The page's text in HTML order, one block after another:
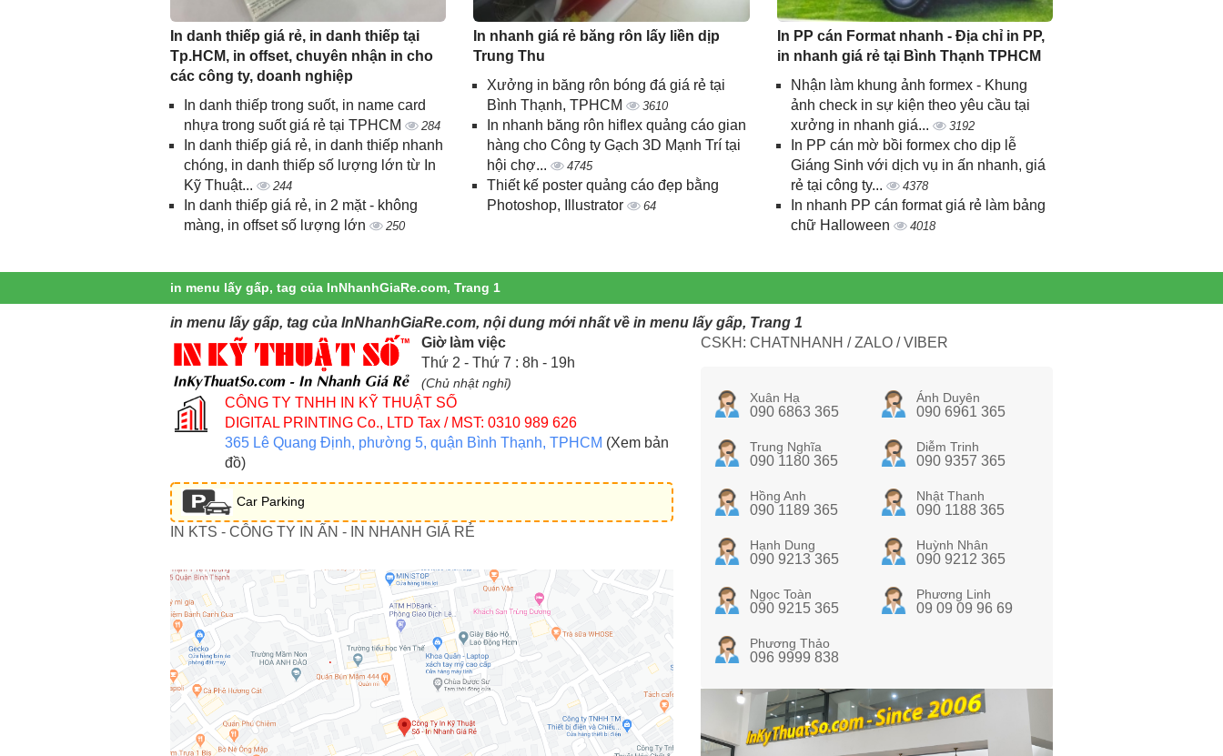
In danh thiếp giá rẻ, in danh thiếp tại
Tp.HCM, in offset, chuyên nhận in cho
các công ty, doanh nghiệp
In danh thiếp trong suốt, in name card
nhựa trong suốt giá rẻ tại TPHCM
284
In danh thiếp giá rẻ, in danh thiếp nhanh
chóng, in danh thiếp số lượng lớn từ In
Kỹ Thuật...
244
In danh thiếp giá rẻ, in 2 mặt - không
màng, in offset số lượng lớn
250
In nhanh giá rẻ băng rôn lấy liền dịp
Trung Thu
Xưởng in băng rôn bóng đá giá rẻ tại
Bình Thạnh, TPHCM
3610
In nhanh băng rôn hiflex quảng cáo gian
hàng cho Công ty Gạch 3D Mạnh Trí tại
hội chợ...
4745
Thiết kế poster quảng cáo đẹp bằng
Photoshop, Illustrator
64
In PP cán Format nhanh - Địa chỉ in PP,
in nhanh giá rẻ tại Bình Thạnh TPHCM
Nhận làm khung ảnh formex - Khung
ảnh check in sự kiện theo yêu cầu tại
xưởng in nhanh giá...
3192
In PP cán mờ bồi formex cho dịp lễ
Giáng Sinh với dịch vụ in ấn nhanh, giá
rẻ tại công ty...
4378
In nhanh PP cán format giá rẻ làm bảng
chữ Halloween
4018
in menu lấy gấp, tag của InNhanhGiaRe.com, Trang 1
in menu lấy gấp, tag của InNhanhGiaRe.com, nội dung mới nhất về in menu lấy gấp, Trang 1
Giờ làm việc
Thứ 2 - Thứ 7 : 8h - 19h
(Chủ nhật nghỉ)
CÔNG TY TNHH IN KỸ THUẬT SỐ
DIGITAL PRINTING Co., LTD Tax / MST: 0310 989 626
365 Lê Quang Định, phường 5, quận Bình Thạnh, TPHCM (Xem bản
đồ)
Car Parking
IN KTS - CÔNG TY IN ẤN - IN NHANH GIÁ RẺ
CSKH: CHATNHANH / ZALO / VIBER
Xuân Hạ
090 6863 365
Ánh Duyên
090 6961 365
Trung Nghĩa
090 1180 365
Diễm Trinh
090 9357 365
Hồng Anh
090 1189 365
Nhật Thanh
090 1188 365
Hạnh Dung
090 9213 365
Huỳnh Nhân
090 9212 365
Ngọc Toàn
090 9215 365
Phương Linh
09 09 09 96 69
Phương Thảo
096 9999 838